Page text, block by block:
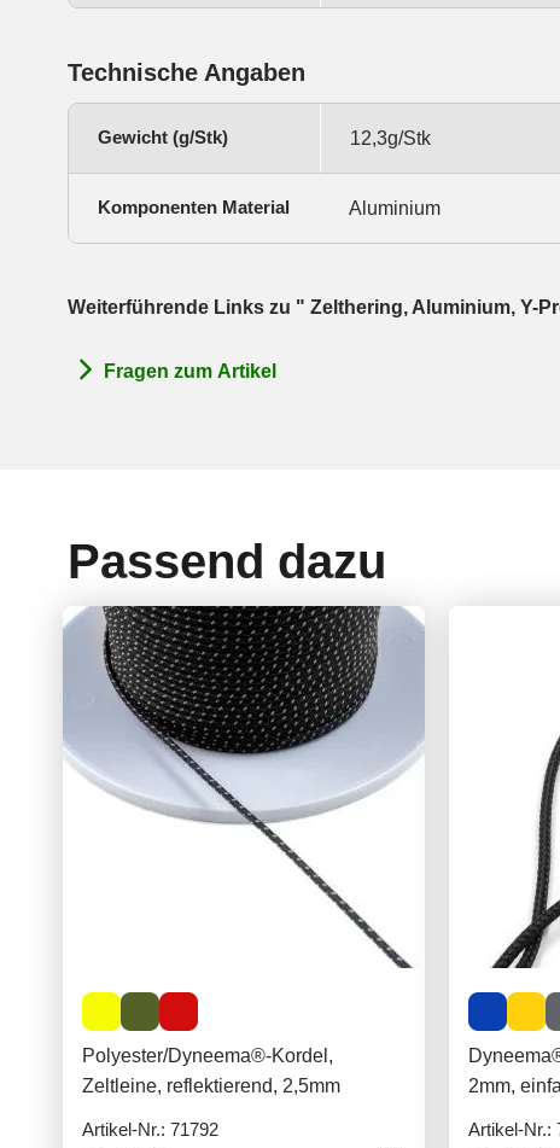
Technische Angaben
Gewicht (g/Stk) 12,3g/Stk
Komponenten Material Aluminium
Weiterführende Links zu " Zelthering, Aluminium, Y-
Fragen zum Artikel
Passend dazu
Polyester/Dyneema®-Kordel,
Zeltleine, reflektierend, 2,5mm
Artikel-Nr.: 71792
2mm,
Artikel-Nr.: